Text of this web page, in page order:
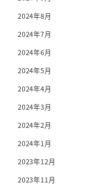
2024年8月
2024年7月
2024年6月
2024年5月
2024年4月
2024年3月
2024年2月
2024年1月
2023年12月
2023年11月